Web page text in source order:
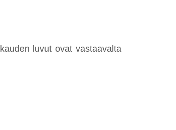
luvut ovat vastaavalta